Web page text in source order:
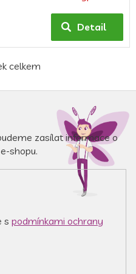
Detail
í
celkem
zasílat informace o
shopu.
s podmínkami ochrany